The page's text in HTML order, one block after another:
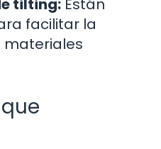
tilting: Están
facilitar la